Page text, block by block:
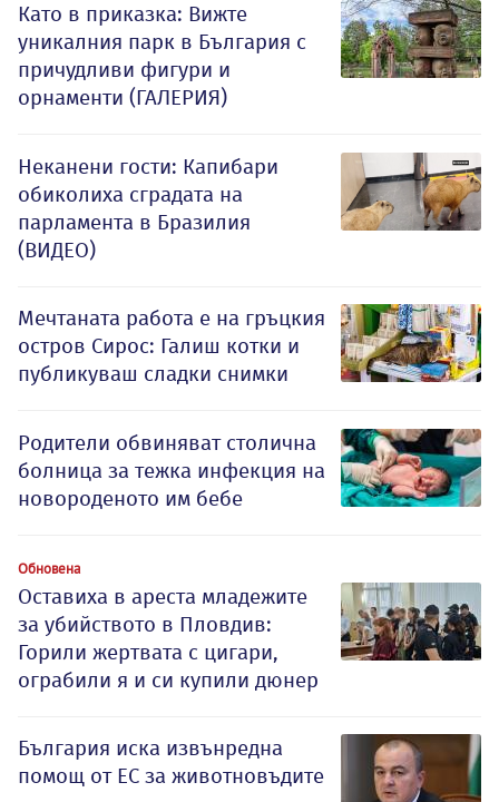
Като в приказка: Вижте
уникалния парк в България с
причудливи фигури и
орнаменти (ГАЛЕРИЯ)
Неканени гости: Капибари
обиколиха сградата на
парламента в Бразилия
(ВИДЕО)
Мечтаната работа е на гръцкия
остров Сирос: Галиш котки и
публикуваш сладки снимки
Родители обвиняват столична
болница за тежка инфекция на
новороденото им бебе
Обновена
Оставиха в ареста младежите
за убийството в Пловдив:
Горили жертвата с цигари,
ограбили я и си купили дюнер
България иска извънредна
помощ от ЕС за животновъдите